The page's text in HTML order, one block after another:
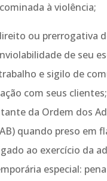
à violência;
ou prerrogativa
de seu
e sigilo de
com seus
da Ordem dos
quando preso em
ao exercício da
especial: